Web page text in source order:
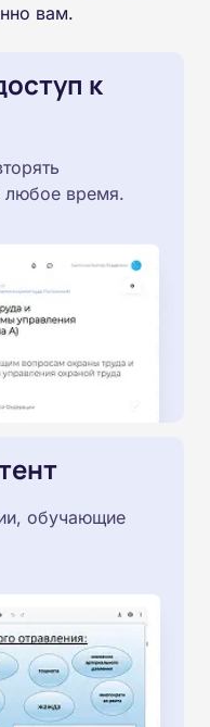
вам.
к
любое время.
обучающие